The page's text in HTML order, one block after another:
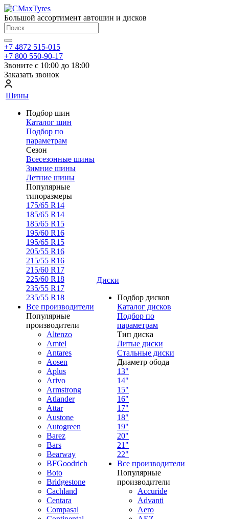
Большой ассортимент автошин и дисков
+7 4872 515-015
+7 800 550-90-17
Звоните с 10:00 до 18:00
Заказать звонок
Шины
Подбор шин
Каталог шин
Подбор по
параметрам
Сезон
Всесезонные шины
Зимние шины
Летние шины
Популярные
типоразмеры
175/65 R14
185/65 R14
185/65 R15
195/60 R16
195/65 R15
205/55 R16
215/55 R16
215/60 R17
225/60 R18
235/55 R17
235/55 R18
Все производители
Популярные
производители
Altenzo
Amtel
Antares
Aosen
Aplus
Arivo
Armstrong
Atlander
Attar
Austone
Autogreen
Barez
Bars
Bearway
BFGoodrich
Boto
Bridgestone
Cachland
Centara
Compasal
Диски
Подбор дисков
Каталог дисков
Подбор по
параметрам
Тип диска
Литые диски
Стальные диски
Диаметр обода
13"
14"
15"
16"
17"
18"
19"
20"
21"
22"
Все производители
Популярные
производители
Accuride
Advanti
Aero